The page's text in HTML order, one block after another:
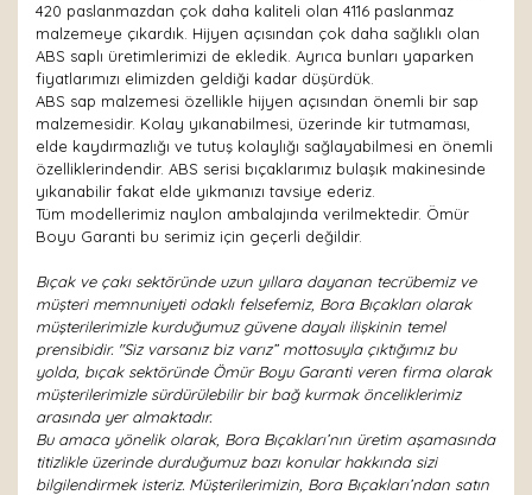
420 paslanmazdan çok daha kaliteli olan 4116 paslanmaz
malzemeye çıkardık. Hijyen açısından çok daha sağlıklı olan
ABS saplı üretimlerimizi de ekledik. Ayrıca bunları yaparken
fiyatlarımızı elimizden geldiği kadar düşürdük.
ABS sap malzemesi özellikle hijyen açısından önemli bir sap
malzemesidir. Kolay yıkanabilmesi, üzerinde kir tutmaması,
elde kaydırmazlığı ve tutuş kolaylığı sağlayabilmesi en önemli
özelliklerindendir. ABS serisi bıçaklarımız bulaşık makinesinde
yıkanabilir fakat elde yıkmanızı tavsiye ederiz.
Tüm modellerimiz naylon ambalajında verilmektedir. Ömür
Boyu Garanti bu serimiz için geçerli değildir.
Bıçak ve çakı sektöründe uzun yıllara dayanan tecrübemiz ve
müşteri memnuniyeti odaklı felsefemiz, Bora Bıçakları olarak
müşterilerimizle kurduğumuz güvene dayalı ilişkinin temel
prensibidir. "Siz varsanız biz varız” mottosuyla çıktığımız bu
yolda, bıçak sektöründe Ömür Boyu Garanti veren firma olarak
müşterilerimizle sürdürülebilir bir bağ kurmak önceliklerimiz
arasında yer almaktadır.
Bu amaca yönelik olarak, Bora Bıçakları’nın üretim aşamasında
titizlikle üzerinde durduğumuz bazı konular hakkında sizi
bilgilendirmek isteriz. Müşterilerimizin, Bora Bıçakları’ndan satın